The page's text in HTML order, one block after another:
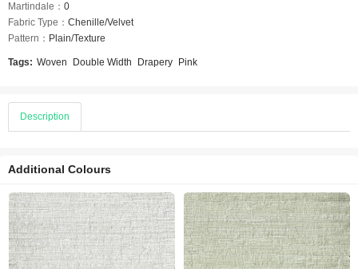
Martindale： 0
Fabric Type： Chenille/Velvet
Pattern： Plain/Texture
Tags: Woven Double Width Drapery Pink
Description
Additional Colours